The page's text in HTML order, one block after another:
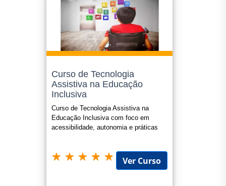
Curso de Tecnologia
Assistiva na Educação
Inclusiva
Curso de Tecnologia Assistiva na
Educação Inclusiva com foco em
acessibilidade, autonomia e práticas
Ver Curso